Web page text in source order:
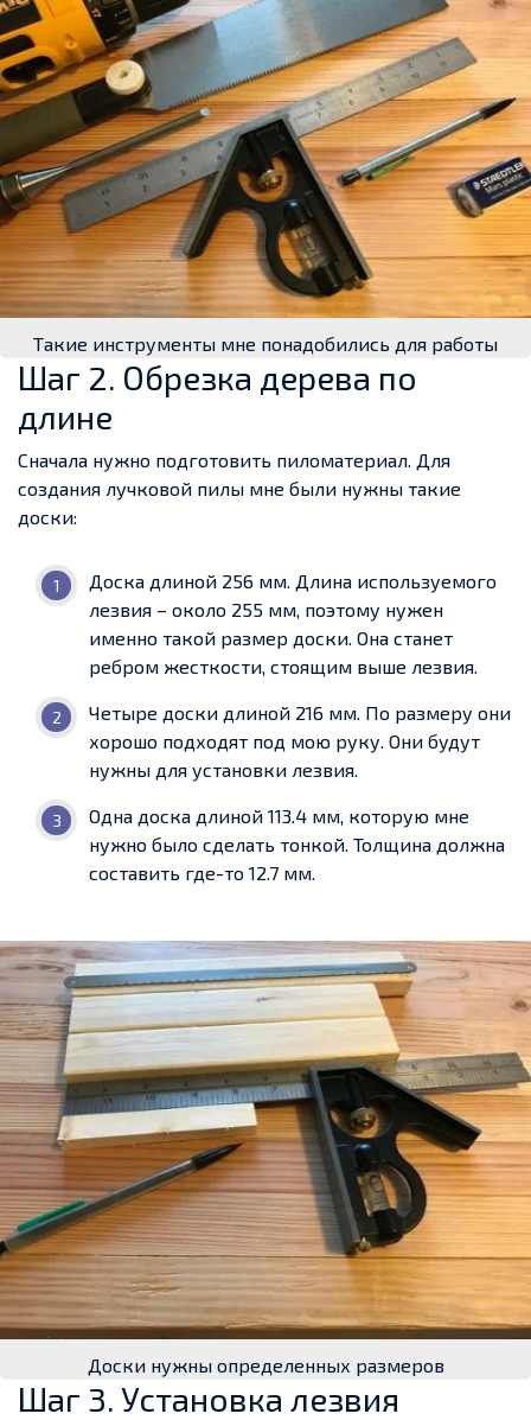
Такие инструменты мне понадобились для работы
Шаг 2. Обрезка дерева по
длине
Сначала нужно подготовить пиломатериал. Для
создания лучковой пилы мне были нужны такие
доски:
Доска длиной 256 мм. Длина используемого
лезвия – около 255 мм, поэтому нужен
именно такой размер доски. Она станет
ребром жесткости, стоящим выше лезвия.
Четыре доски длиной 216 мм. По размеру они
хорошо подходят под мою руку. Они будут
нужны для установки лезвия.
Одна доска длиной 113.4 мм, которую мне
нужно было сделать тонкой. Толщина должна
составить где-то 12.7 мм.
Доски нужны определенных размеров
Шаг 3. Установка лезвия